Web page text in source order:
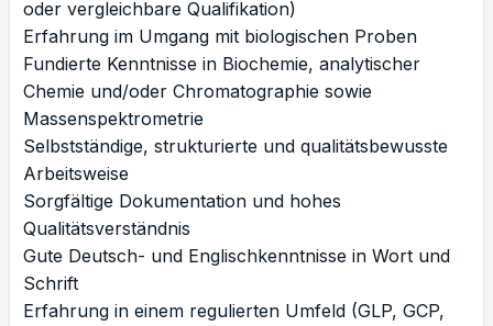
oder vergleichbare Qualifikation)
Erfahrung im Umgang mit biologischen Proben
Fundierte Kenntnisse in Biochemie, analytischer
Chemie und/oder Chromatographie sowie
Massenspektrometrie
Selbstständige, strukturierte und qualitätsbewusste
Arbeitsweise
Sorgfältige Dokumentation und hohes
Qualitätsverständnis
Gute Deutsch- und Englischkenntnisse in Wort und
Schrift
Erfahrung in einem regulierten Umfeld (GLP, GCP,